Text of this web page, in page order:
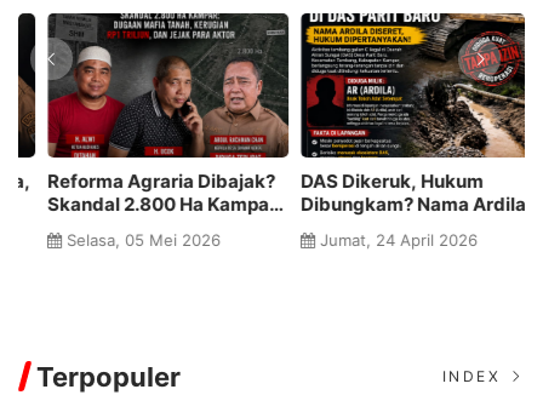
Reforma Agraria Dibajak?
Skandal 2.800 Ha Kampar:
Dugaan Mafia Tanah,
Kerugian Rp1 Triliun, dan
Selasa, 05 Mei 2026
DAS Dikeruk, Hukum
Dibungkam? Nama Ardila
di Balik Tambang Ilegal
Parit Baru
Jumat, 24 April 2026
Terpopuler INDEX